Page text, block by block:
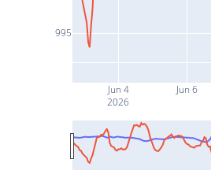
Jun 4
2026
Jun 6
995